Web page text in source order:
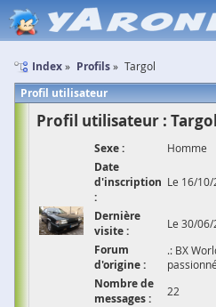
Index Profils Targol
Profil utilisateur
Profil utilisateur : Targol
Sexe : Homme
Date
d'inscription
:
Le 16/
Dernière
visite :
Le 30/
Forum
d'origine :
.: BX
Nombre de
messages :
22